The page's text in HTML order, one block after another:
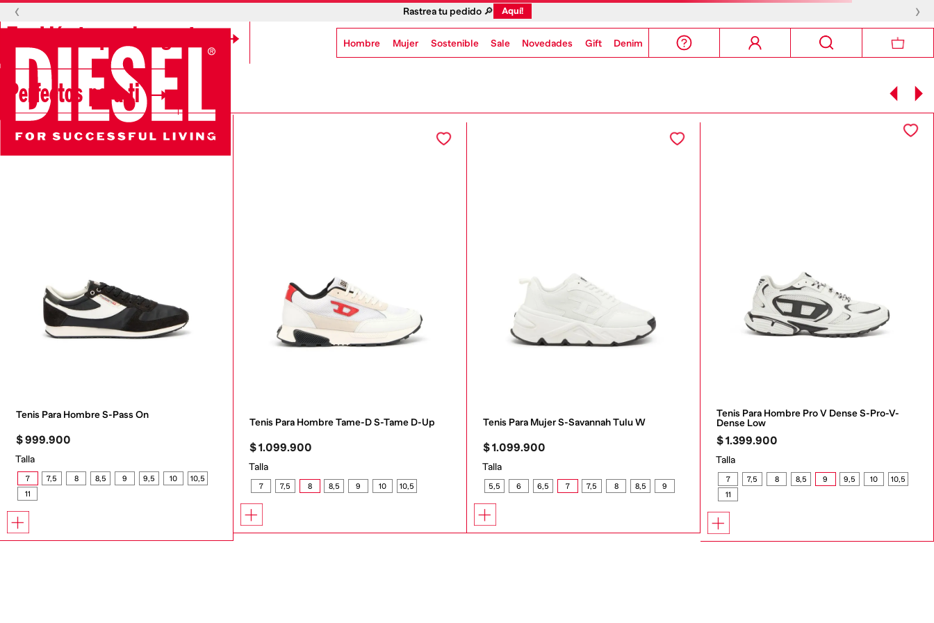
‹ Rastrea tu pedido 🔎 Aquí! ›
Hombre Mujer Sostenible Sale Novedades Gift Denim
Perfectos para ti
Tenis Para Hombre S-Pass On
$999.900
Talla
7 7,5 8 8,5 9 9,5 10
10,5
11
Tenis Para Hombre Tame-D S-Tame D-Up
$1.099.900
Talla
7 7,5 8 8,5 9 10 10,5
Tenis Para Mujer S-Savannah Tulu W
$1.099.900
Talla
5,5 6 6,5 7 7,5 8 8,5 9
Tenis Para Hombre Pro V Dense S-Pro-V-
Dense Low
$1.399.900
Talla
7 7,5 8 8,5 9 9,5 10
10,5
11